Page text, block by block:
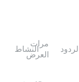
الردود
مرات
العرض
النشاط